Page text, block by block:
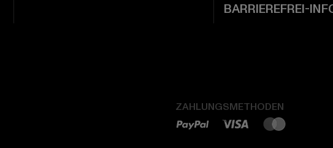
BARRIEREFREI-
ZAHLUNGSMETHODEN